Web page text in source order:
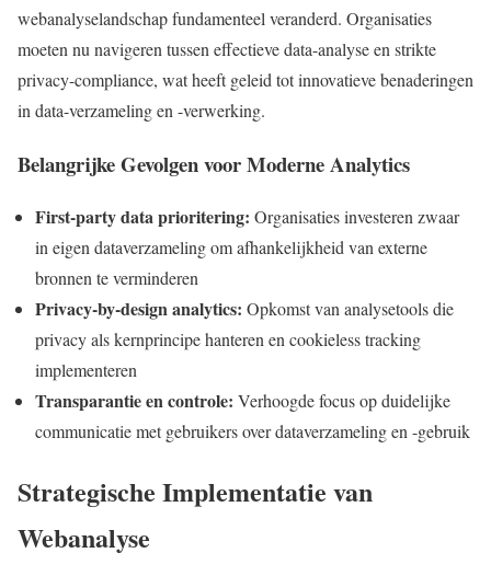
webanalyselandschap fundamenteel veranderd. Organisaties
moeten nu navigeren tussen effectieve data-analyse en strikte
privacy-compliance, wat heeft geleid tot innovatieve benaderingen
in data-verzameling en -verwerking.
Belangrijke Gevolgen voor Moderne Analytics
First-party data prioritering: Organisaties investeren zwaar
in eigen dataverzameling om afhankelijkheid van externe
bronnen te verminderen
Privacy-by-design analytics: Opkomst van analysetools die
privacy als kernprincipe hanteren en cookieless tracking
implementeren
Transparantie en controle: Verhoogde focus op duidelijke
communicatie met gebruikers over dataverzameling en -gebruik
Strategische Implementatie van
Webanalyse